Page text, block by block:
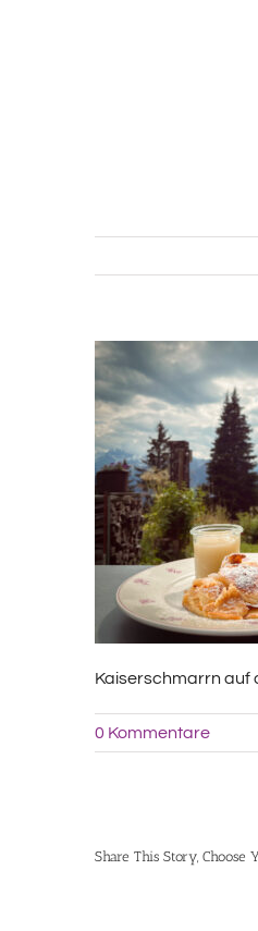
Kaiserschmarrn auf
0 Kommentare
Share This Story, Choose